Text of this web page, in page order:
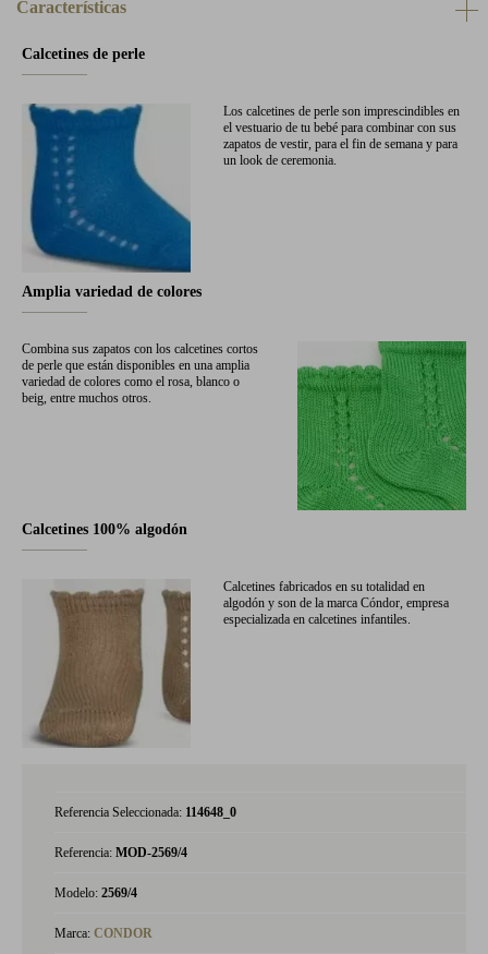
Características
Calcetines de perle
Los calcetines de perle son imprescindibles en
el vestuario de tu bebé para combinar con sus
zapatos de vestir, para el fin de semana y para
un look de ceremonia.
Amplia variedad de colores
Combina sus zapatos con los calcetines cortos
de perle que están disponibles en una amplia
variedad de colores como el rosa, blanco o
beig, entre muchos otros.
Calcetines 100% algodón
Calcetines fabricados en su totalidad en
algodón y son de la marca Cóndor, empresa
especializada en calcetines infantiles.
Referencia Seleccionada: 114648_0
Referencia: MOD-2569/4
Modelo: 2569/4
Marca: CONDOR